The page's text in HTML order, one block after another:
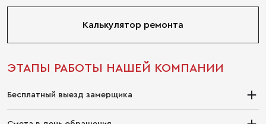
Калькулятор ремонта
ЭТАПЫ РАБОТЫ НАШЕЙ КОМПАНИИ
Бесплатный выезд замерщика